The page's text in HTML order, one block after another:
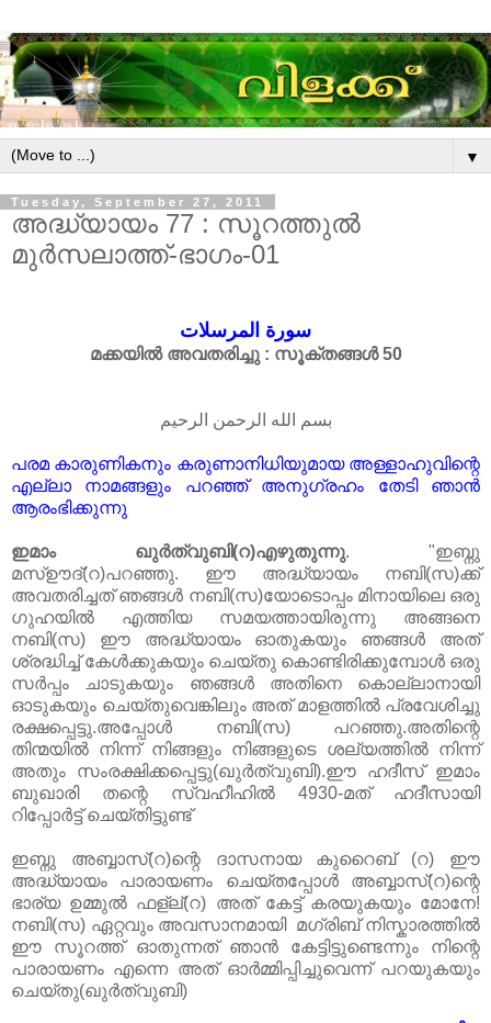
▼
Tuesday, September 27, 2011
അദ്ധ്യായം 77 : സൂറത്തുൽ
മുർസലാത്ത്-ഭാഗം-01
سورة المرسلات
മക്കയിൽ അവതരിച്ചു : സൂക്തങ്ങൾ 50
بسم الله الرحمن الرحيم
പരമ കാരുണികനും കരുണാനിധിയുമായ അള്ളാഹുവിന്റെ
എല്ലാ നാമങ്ങളും പറഞ്ഞ് അനുഗ്രഹം തേടി ഞാൻ
ആരംഭിക്കുന്നു
ഇമാം ഖുർത്വുബി(റ)എഴുതുന്നു. "ഇബ്നു
മസ്ഊദ്(റ)പറഞ്ഞു. ഈ അദ്ധ്യായം നബി(സ)ക്ക്
അവതരിച്ചത് ഞങ്ങൾ നബി(സ)യോടൊപ്പം മിനായിലെ ഒരു
ഗുഹയിൽ എത്തിയ സമയത്തായിരുന്നു അങ്ങനെ
നബി(സ) ഈ അദ്ധ്യായം ഓതുകയും ഞങ്ങൾ അത്
ശ്രദ്ധിച്ച് കേൾക്കുകയും ചെയ്തു കൊണ്ടിരിക്കുമ്പോൾ ഒരു
സർപ്പം ചാടുകയും ഞങ്ങൾ അതിനെ കൊല്ലാനായി
ഓടുകയും ചെയ്തുവെങ്കിലും അത് മാളത്തിൽ പ്രവേശിച്ചു
രക്ഷപ്പെട്ടു.അപ്പോൾ നബി(സ) പറഞ്ഞു.അതിന്റെ
തിന്മയിൽ നിന്ന് നിങ്ങളും നിങ്ങളുടെ ശല്യത്തിൽ നിന്ന്
അതും സംരക്ഷിക്കപ്പെട്ടു(ഖുർത്വുബി).ഈ ഹദീസ് ഇമാം
ബുഖാരി തന്റെ സ്വഹീഹിൽ 4930-മത് ഹദീസായി
റിപ്പോർട്ട് ചെയ്തിട്ടുണ്ട്
ഇബ്നു അബ്ബാസ്(റ)ന്റെ ദാസനായ കുറൈബ് (റ) ഈ
അദ്ധ്യായം പാരായണം ചെയ്തപ്പോൾ അബ്ബാസ്(റ)ന്റെ
ഭാര്യ ഉമ്മുൽ ഫള്ല്(റ) അത് കേട്ട് കരയുകയും മോനേ!
നബി(സ) ഏറ്റവും അവസാനമായി മഗ്‌രിബ് നിസ്കാരത്തിൽ
ഈ സൂറത്ത് ഓതുന്നത് ഞാൻ കേട്ടിട്ടുണ്ടെന്നും നിന്റെ
പാരായണം എന്നെ അത് ഓർമ്മിപ്പിച്ചുവെന്ന് പറയുകയും
ചെയ്തു(ഖുർത്വുബി)